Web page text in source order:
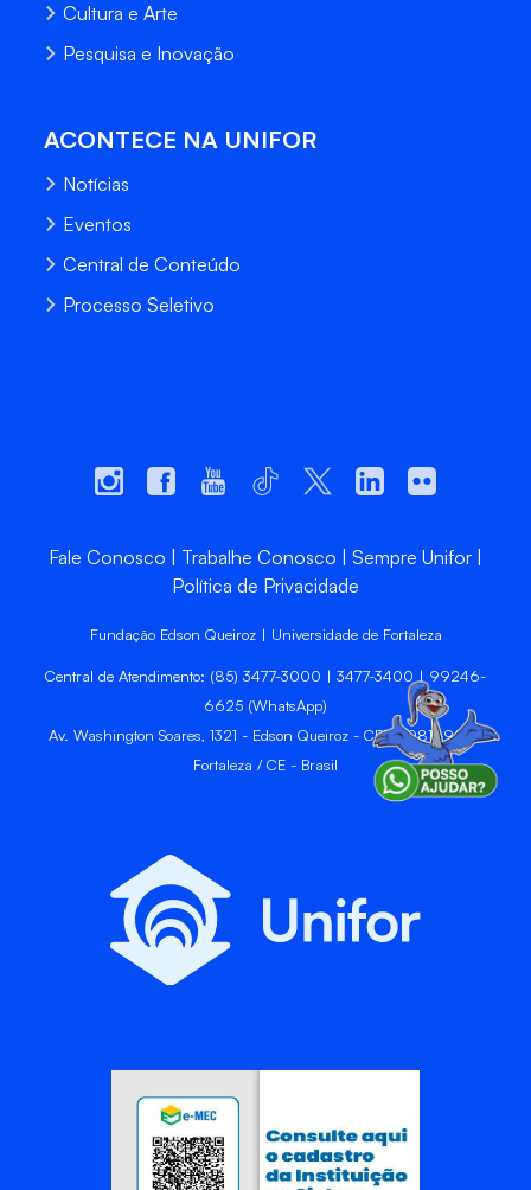
Cultura e Arte
Pesquisa e Inovação
ACONTECE NA UNIFOR
Notícias
Eventos
Central de Conteúdo
Processo Seletivo
Fale Conosco Trabalhe Conosco
Sempre Unifor
Política de Privacidade
Fundação Edson Queiroz | Universidade de Fortaleza
Central de Atendimento: (85) 3477-3000 | 3477-3400 | 99246-
6625 (WhatsApp)
Av. Washington Soares, 1321 - Edson Queiroz - CEP 60811-905 -
Fortaleza / CE - Brasil